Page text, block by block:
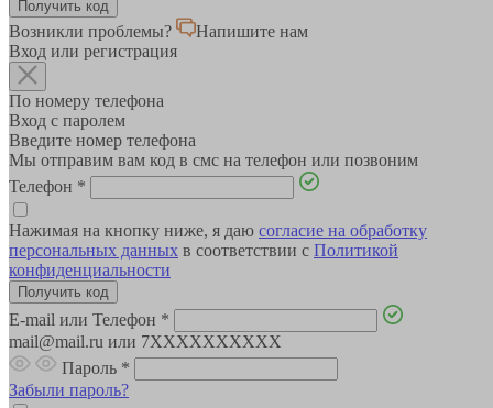
Возникли проблемы?
Напишите нам
Вход или регистрация
По номеру телефона
Вход с паролем
Введите номер телефона
Мы отправим вам код в смс на телефон или позвоним
Телефон *
Нажимая на кнопку ниже, я даю согласие на обработку
персональных данных в соответствии с Политикой
конфиденциальности
E-mail или Телефон *
mail@mail.ru или 7XXXXXXXXXX
Пароль *
Забыли пароль?